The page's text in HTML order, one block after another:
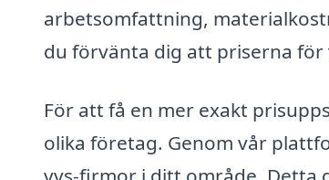
arbetsomfattning,
du förvänta dig att priserna för
För att få en mer exakt
olika företag. Genom vår